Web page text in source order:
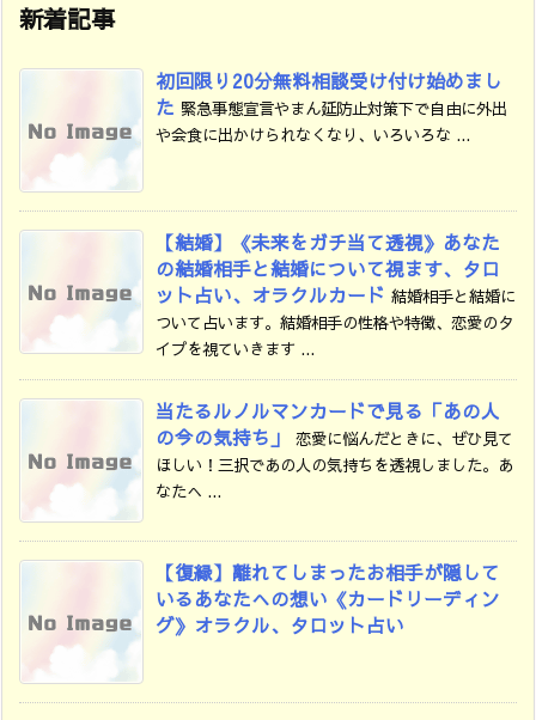
新着記事
初回限り20分無料相談受け付け始めまし
た 緊急事態宣言やまん延防止対策下で自由に外出
や会食に出かけられなくなり、いろいろな ...
【結婚】《未来をガチ当て透視》あなた
の結婚相手と結婚について視ます、タロ
ット占い、オラクルカード 結婚相手と結婚に
ついて占います。結婚相手の性格や特徴、恋愛のタ
イプを視ていきます ...
当たるルノルマンカードで見る「あの人
の今の気持ち」
恋愛に悩んだときに、ぜひ見て
ほしい！三択であの人の気持ちを透視しました。あ
なたへ ...
【復縁】離れてしまったお相手が隠して
いるあなたへの想い《カードリーディン
グ》オラクル、タロット占い